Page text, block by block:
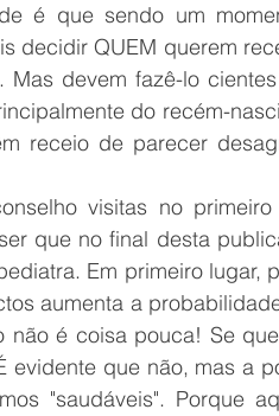
é que sendo um
decidir QUEM querem
devem fazê-lo
do recém-
receio de parecer
visitas no
que no final desta
Em primeiro lugar,
aumenta a
não é coisa pouca! Se
evidente que não, mas a
"saudáveis". Porque